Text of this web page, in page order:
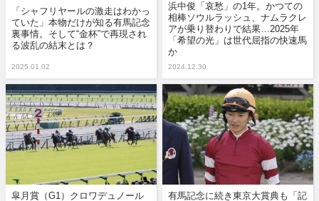
「シャフリヤールの激走はわかっ
ていた」本物だけが知る有馬記念
裏事情。そして“金杯”で再現され
る波乱の結末とは？
2025.01.02
浜中俊「哀愁」の1年。かつての
相棒ソウルラッシュ、ナムラクレ
アが乗り替わりで結果…2025年
「希望の光」は世代屈指の快速馬
か
2024.12.30
皐月賞（G1）クロワデュノール 有馬記念に続き東京大賞典も「記